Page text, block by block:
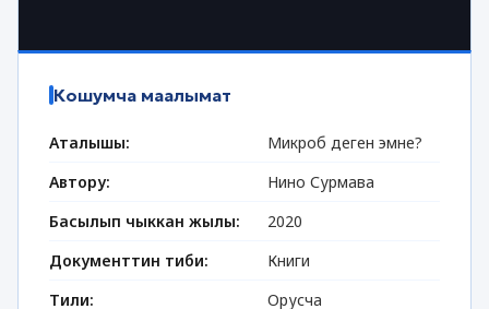
Кошумча маалымат
Аталышы:
Микроб деген эмне?
Автору:
Нино Сурмава
Басылып чыккан жылы:
2020
Документтин тиби:
Книги
Тили:
Орусча